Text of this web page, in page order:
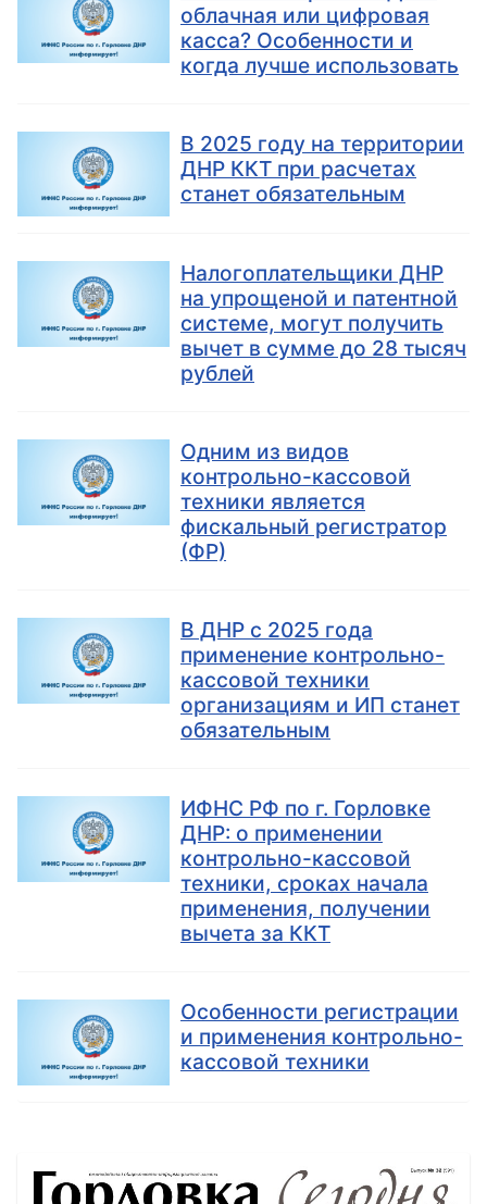
облачная или цифровая
касса? Особенности и
когда лучше использовать
В 2025 году на территории
ДНР ККТ при расчетах
станет обязательным
Налогоплательщики ДНР
на упрощеной и патентной
системе, могут получить
вычет в сумме до 28 тысяч
рублей
Одним из видов
контрольно-кассовой
техники является
фискальный регистратор
(ФР)
В ДНР с 2025 года
применение контрольно-
кассовой техники
организациям и ИП станет
обязательным
ИФНС РФ по г. Горловке
ДНР: о применении
контрольно-кассовой
техники, сроках начала
применения, получении
вычета за ККТ
Особенности регистрации
и применения контрольно-
кассовой техники